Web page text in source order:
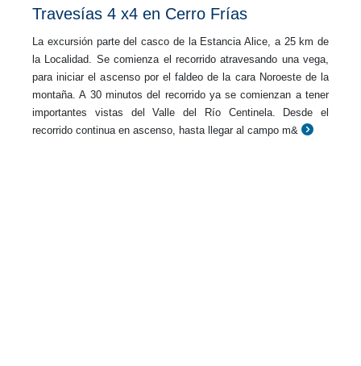
Travesías 4 x4 en Cerro Frías
La excursión parte del casco de la Estancia Alice, a 25 km de
la Localidad. Se comienza el recorrido atravesando una vega,
para iniciar el ascenso por el faldeo de la cara Noroeste de la
montaña. A 30 minutos del recorrido ya se comienzan a tener
importantes vistas del Valle del Río Centinela. Desde el
recorrido continua en ascenso, hasta llegar al campo m&